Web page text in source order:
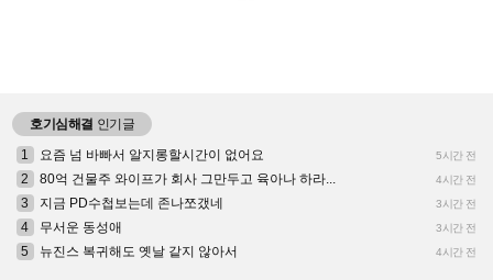
호기심해결 인기글
1
요즘 넘 바빠서 알지롱할시간이 없어요 5시간 전
2 80억 건물주 와이프가 회사 그만두고 육아나 하라... 4시간 전
3 지금 PD수첩보는데 존나쪼갰네 3시간 전
4 무서운 동성애 3시간 전
5 뉴진스 복귀해도 옛날 같지 않아서 4시간 전